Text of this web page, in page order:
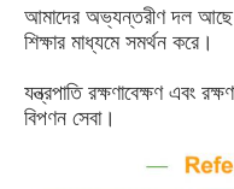
আমাদের অভ্যন্তরীণ দল আছে
শিক্ষার মাধ্যমে সমর্থন করে।
যন্ত্রপাতি রক্ষণাবেক্ষণ এবং
বিপণন সেবা।